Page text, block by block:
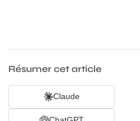
Résumer cet article
Claude